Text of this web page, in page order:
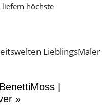
höchste
|
»